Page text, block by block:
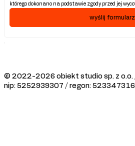
którego dokonano na podstawie zgody przed jej
wyślij formularz
© 2022-2026 obiekt studio sp. z o.o.
nip: 5252939307 / regon: 523347316